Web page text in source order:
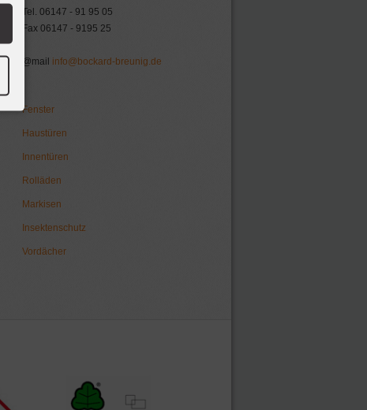
Tel. 06147 - 91 95 05
Fax 06147 - 9195 25
@mail info@bockard-breunig.de
Fenster
Haustüren
Innentüren
Rolläden
Markisen
Insektenschutz
Vordächer